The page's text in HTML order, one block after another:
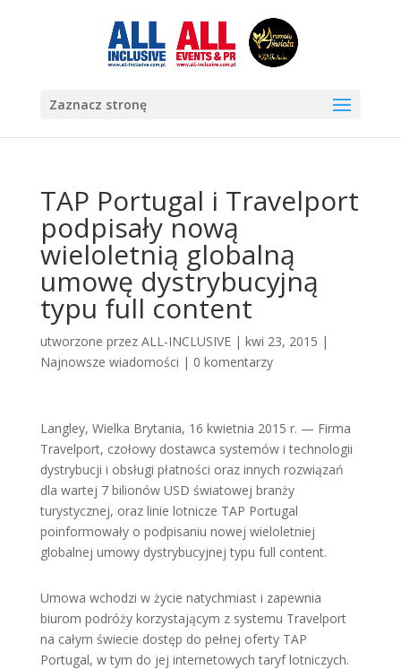
Zaznacz stronę
TAP Portugal i Travelport
podpisały nową
wieloletnią globalną
umowę dystrybucyjną
typu full content
utworzone przez ALL-INCLUSIVE| kwi 23, 2015 |
Najnowsze wiadomości | 0 komentarzy
Langley, Wielka Brytania, 16 kwietnia 2015 r. — Firma
Travelport, czołowy dostawca systemów i technologii
dystrybucji i obsługi płatności oraz innych rozwiązań
dla wartej 7 bilionów USD światowej branży
turystycznej, oraz linie lotnicze TAP Portugal
poinformowały o podpisaniu nowej wieloletniej
globalnej umowy dystrybucyjnej typu full content.
Umowa wchodzi w życie natychmiast i zapewnia
biurom podróży korzystającym z systemu Travelport
na całym świecie dostęp do pełnej oferty TAP
Portugal, w tym do jej internetowych taryf lotniczych.